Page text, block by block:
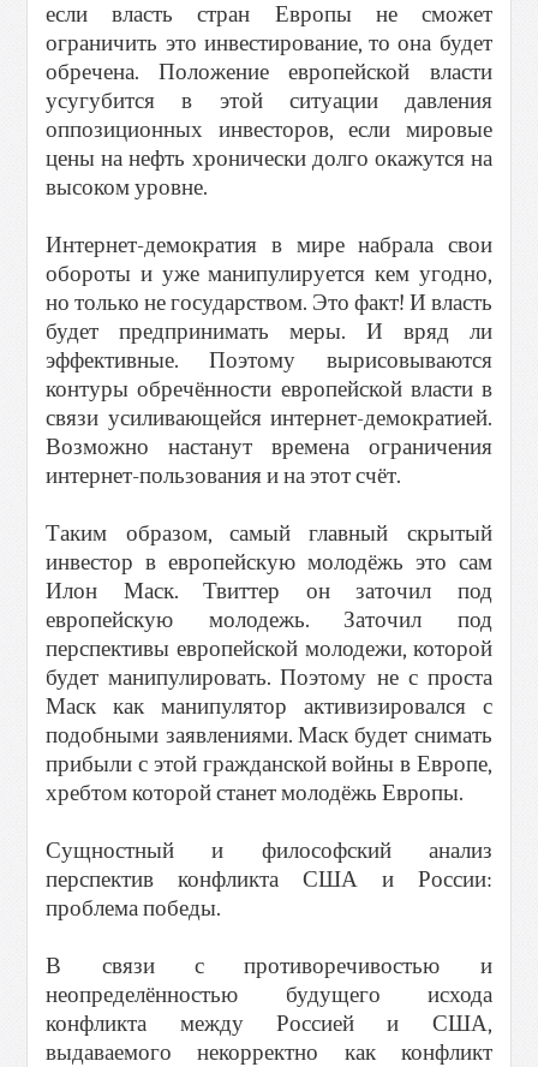
если власть стран Европы не сможет
ограничить это инвестирование, то она будет
обречена. Положение европейской власти
усугубится в этой ситуации давления
оппозиционных инвесторов, если мировые
цены на нефть хронически долго окажутся на
высоком уровне.
Интернет-демократия в мире набрала свои
обороты и уже манипулируется кем угодно,
но только не государством. Это факт! И власть
будет предпринимать меры. И вряд ли
эффективные. Поэтому вырисовываются
контуры обречённости европейской власти в
связи усиливающейся интернет-демократией.
Возможно настанут времена ограничения
интернет-пользования и на этот счёт.
Таким образом, самый главный скрытый
инвестор в европейскую молодёжь это сам
Илон Маск. Твиттер он заточил под
европейскую молодежь. Заточил под
перспективы европейской молодежи, которой
будет манипулировать. Поэтому не с проста
Маск как манипулятор активизировался с
подобными заявлениями. Маск будет снимать
прибыли с этой гражданской войны в Европе,
хребтом которой станет молодёжь Европы.
Сущностный и философский анализ
перспектив конфликта США и России:
проблема победы.
В связи с противоречивостью и
неопределённостью будущего исхода
конфликта между Россией и США,
выдаваемого некорректно как конфликт